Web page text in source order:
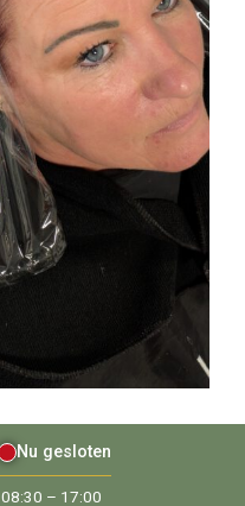
Nu gesloten
08:30 – 17:00